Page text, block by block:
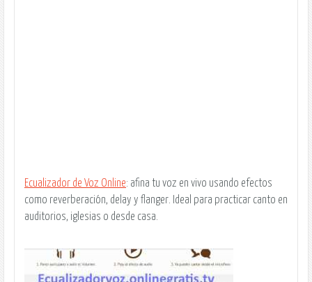
Ecualizador de Voz Online: afina tu voz en vivo usando efectos
como reverberación, delay y flanger. Ideal para practicar canto en
auditorios, iglesias o desde casa.